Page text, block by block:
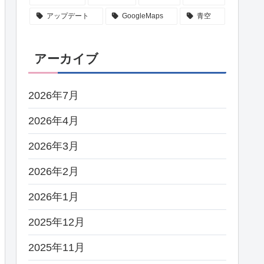
アップデート GoogleMaps 青空
アーカイブ
2026年7月
2026年4月
2026年3月
2026年2月
2026年1月
2025年12月
2025年11月